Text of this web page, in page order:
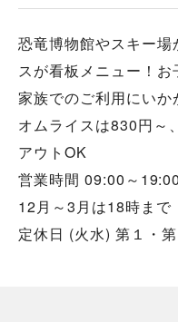
恐竜博物館やスキー場
スが看板メニュー！
家族でのご利用にいか
オムライスは830円
アウトOK
営業時間 09:00～
12月～3月は18時まで
定休日 (火水) 第１・